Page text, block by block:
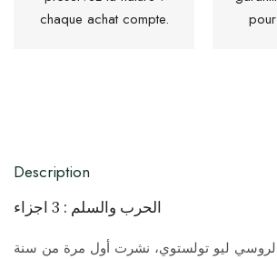
chaque achat compte.
Description
الحرب والسلم : 3 اجزاء
ليو تولستوي، نشرت أول مرة من سنة